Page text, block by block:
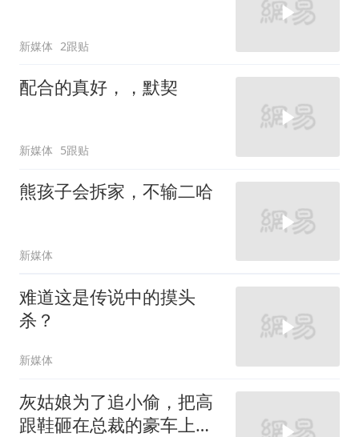
新媒体 2跟贴
配合的真好，，默契
新媒体 5跟贴
熊孩子会拆家，不输二哈
新媒体
难道这是传说中的摸头
杀？
新媒体
灰姑娘为了追小偷，把高
跟鞋砸在总裁的豪车上，